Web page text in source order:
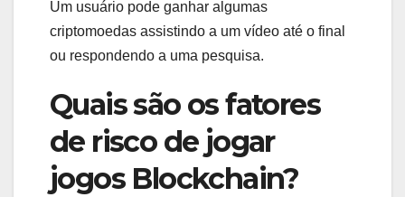
Um usuário pode ganhar algumas
criptomoedas assistindo a um vídeo até o final
ou respondendo a uma pesquisa.
Quais são os fatores
de risco de jogar
jogos Blockchain?